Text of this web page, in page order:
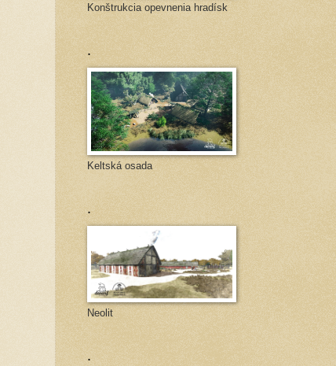
Konštrukcia opevnenia hradísk
.
Keltská osada
.
Neolit
.